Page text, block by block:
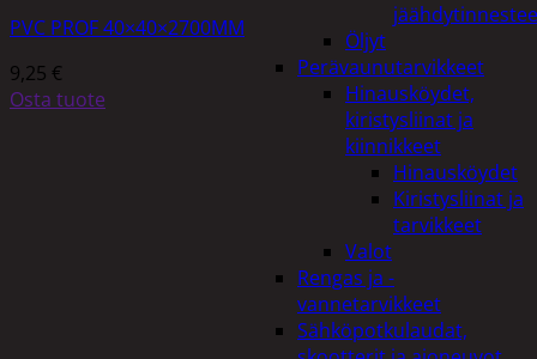
Öljyt
Perävaunutarvikkeet
Hinausköydet,
kiristysliinat ja
kiinnikkeet
Hinausköydet
Kiristysliinat ja
tarvikkeet
Valot
Rengas ja -
vannetarvikkeet
Sähköpotkulaudat,
PVC PROF 40×40×2700MM
9,25 €
Osta tuote